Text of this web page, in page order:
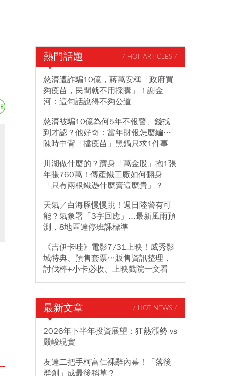
熱門話題 / HOT ARTICLES /
慈濟遭詐騙10億，蔣萬安稱「政府買
夠疫苗，民間就不用採購」！謝金
河：這句話說得不夠公道
慈濟被騙10億為何5年不報警、錢找
到才認？他好奇：當年財報怎麼編…
陳時中背「擋疫苗」黑鍋只求1件事
川湖做什麼的？躋身「萬金股」抱1張
年賺760萬！傳產鐵工廠如何翻身
「只有兩根鐵憑什麼賣這麼貴」？
天氣／白海豚慢慢跳！週日陸警有可
能？氣象署「3字回應」...最新風雨預
測，8地區達停班課標準
《吉伊卡哇》電影7/31上映！威秀影
城特典、預售套票…販售資訊整理，
討伐棒+小卡必收、上映戲院一文看
最新文章 / HOT NEWS /
2026年下半年投資展望：狂熱漲勢 vs
嚴峻現實
友達二把手柯富仁裸辭內幕！「落後
群創」成最後稻草？